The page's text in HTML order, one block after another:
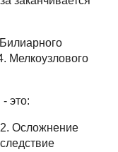
Мелкоузлового
это:
Осложнение